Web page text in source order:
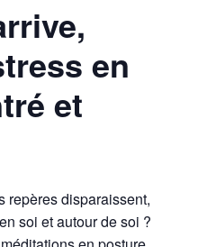
en
et
repères disparaissent,
soi et autour de soi ?